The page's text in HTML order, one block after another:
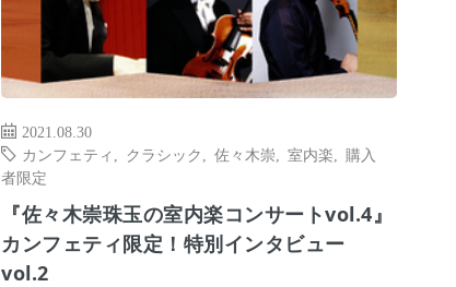
2021.08.30
カンフェティ
クラシック ,佐々木崇 ,室内楽 ,購入
者限定
『佐々木崇珠玉の室内楽コンサートvol.4』
カンフェティ限定！特別インタビュー
vol.2